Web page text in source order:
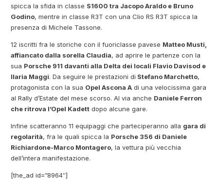
spicca la sfida in classe S1600 tra Jacopo Araldo e Bruno
Godino, mentre in classe R3T con una Clio RS R3T spicca la
presenza di Michele Tassone.
12 iscritti fra le storiche con il fuoriclasse pavese Matteo Musti,
affiancato dalla sorella Claudia, ad aprire le partenze con la
sua Porsche 911 davanti alla Delta dei locali Flavio Davisod e
Ilaria Maggi. Da seguire le prestazioni di Stefano Marchetto,
protagonista con la sua Opel Ascona A di una velocissima gara
al Rally d’Estate del mese scorso. Al via anche Daniele Ferron
che ritrova l’Opel Kadett dopo alcune gare.
Infine scatteranno 11 equipaggi che parteciperanno alla gara di
regolarità, fra le quali spicca la Porsche 356 di Daniele
Richiardone-Marco Montagero, la vettura più vecchia
dell’intera manifestazione.
[the_ad id=”8964″]